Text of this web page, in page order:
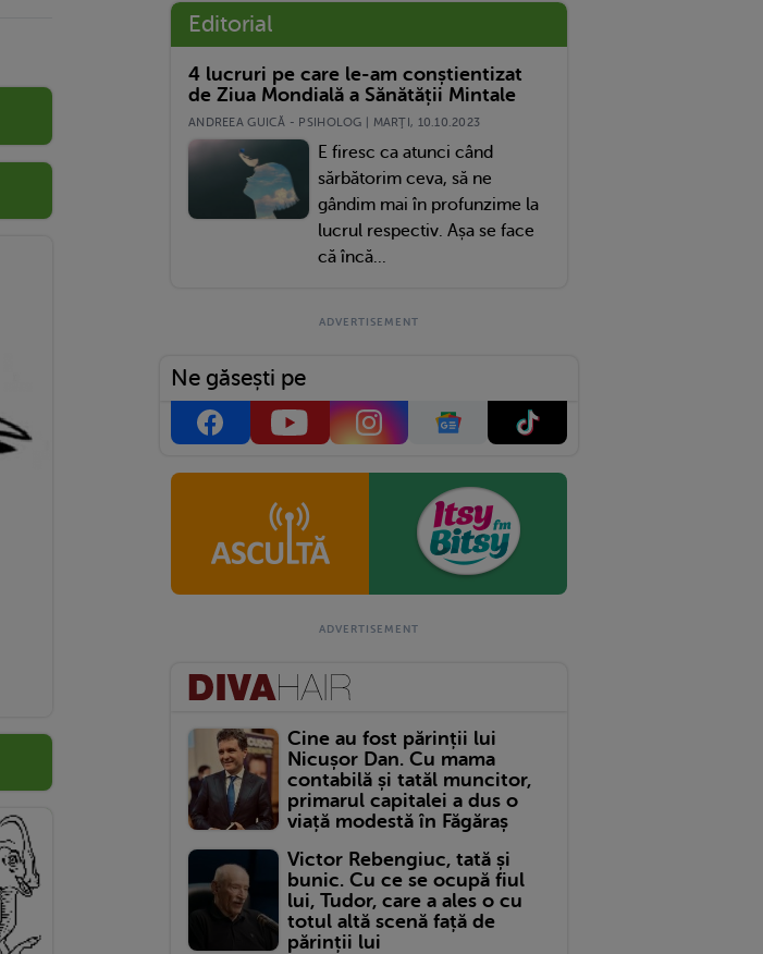
Editorial
4 lucruri pe care le-am conștientizat
de Ziua Mondială a Sănătății Mintale
ANDREEA GUICĂ - PSIHOLOG | MARŢI, 10.10.2023
E firesc ca atunci când
sărbătorim ceva, să ne
gândim mai în profunzime la
lucrul respectiv. Așa se face
că încă...
Ne găsești pe
Cine au fost părinții lui
Nicușor Dan. Cu mama
contabilă și tatăl muncitor,
primarul capitalei a dus o
viață modestă în Făgăraș
Victor Rebengiuc, tată și
bunic. Cu ce se ocupă fiul
lui, Tudor, care a ales o cu
totul altă scenă față de
părinții lui